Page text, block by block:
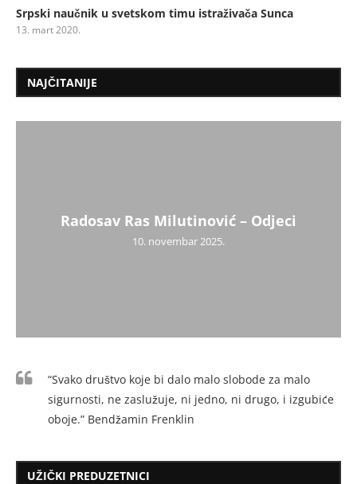
Srpski naučnik u svetskom timu istraživača Sunca
13. mart 2020.
NAJČITANIJE
Radosav Ras Milutinović – Odjeci
10. novembar 2025.
“Svako društvo koje bi dalo malo slobode za malo
sigurnosti, ne zaslužuje, ni jedno, ni drugo, i izgubiće
oboje.” Bendžamin Frenklin
UŽIČKI PREDUZETNICI